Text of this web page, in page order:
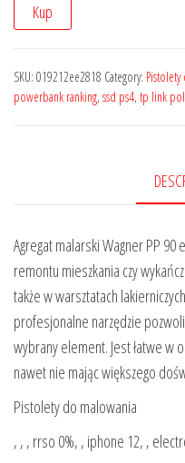
Kup
SKU: 019212ee2818 Category:
powerbank ranking, ssd ps4, tp link
Agregat malarski Wagner PP 90
remontu mieszkania czy
także w warsztatach
profesjonalne narzędzie
wybrany element. Jest łatwe w
nawet nie mając większego
Pistolety do malowania
, , , rrso 0%, , iphone 12, ,